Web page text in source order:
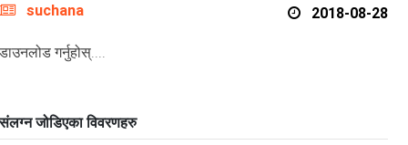
suchana 2018-08-28
डाउनलोड गर्नुहोस्....
संलग्न जोडिएका विवरणहरु